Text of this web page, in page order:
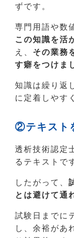
ずです。
専門用語や数
この知識を活
え、 その業務
す癖をつけま
知識は繰り返
に定着しやす
②テキスト
透析技術認定
るテキストで
したがって、
とは避けて通
試験日までに
し、余裕があ